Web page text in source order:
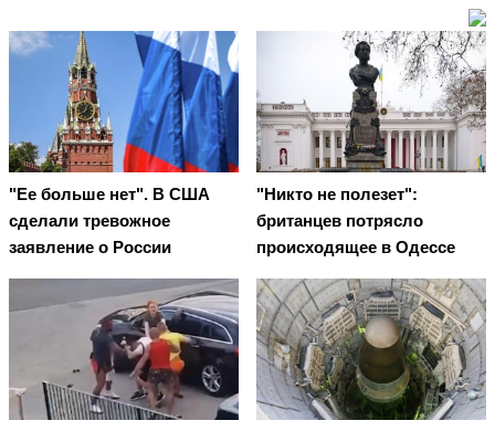
"Ее больше нет". В США
сделали тревожное
заявление о России
"Никто не полезет":
британцев потрясло
происходящее в Одессе